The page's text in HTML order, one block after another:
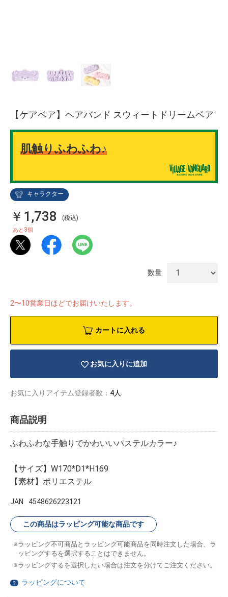
キャラクター
【ケアベア】ヘアバンド スウィートドリームベア
肌触りふわふわ♪
￥1,738 (税込)
あと 3個
数量
2〜10営業日ほどでお届けいたします。
カートに入れる
お気に入りに追加
お気に入りアイテム登録者数： 4人
商品説明
ふわふわな手触りでかわいいパステルカラー♪
【サイズ】W170*D1*H169
【素材】ポリエステル
JAN 4548626223121
この商品はラッピング可能な商品です
ラッピング不可商品とラッピング可能商品を同時注文した場合、ラ
ッピングするを選択することはできません。
ラッピングするを選択したい場合は注文を分けてご注文ください。
？ ラッピングについて
ーター